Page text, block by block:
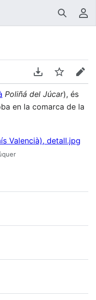
Buscar
Descarregar en
Vigilar
Poliñá del Júcar), és
en la comarca de la
Valencià), detall.jpg